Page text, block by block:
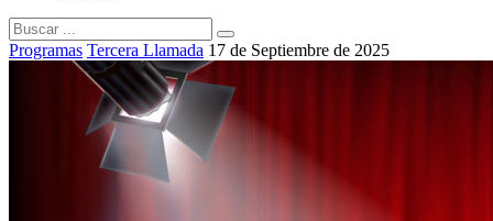
Programas Tercera Llamada 17 de Septiembre de 2025